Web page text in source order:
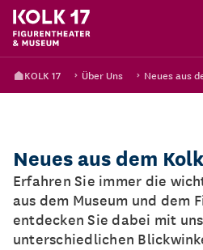
KOLK 17 Über Uns Neues aus
Neues aus dem Kolk
Erfahren Sie immer die
aus dem Museum und dem
entdecken Sie dabei mit
unterschiedlichen